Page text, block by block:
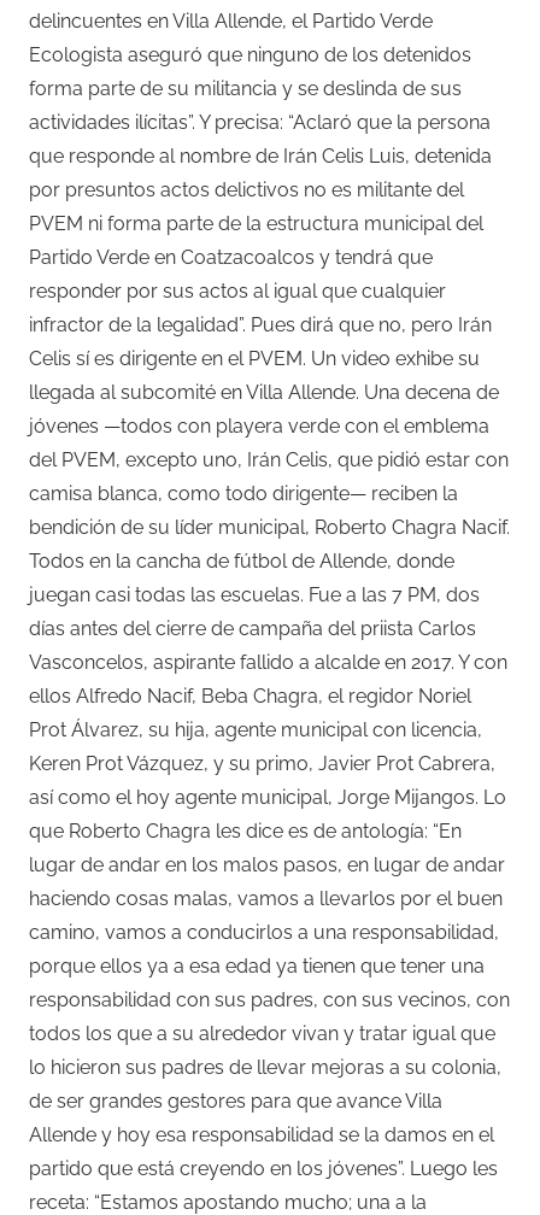
delincuentes en Villa Allende, el Partido Verde
Ecologista aseguró que ninguno de los detenidos
forma parte de su militancia y se deslinda de sus
actividades ilícitas”. Y precisa: “Aclaró que la persona
que responde al nombre de Irán Celis Luis, detenida
por presuntos actos delictivos no es militante del
PVEM ni forma parte de la estructura municipal del
Partido Verde en Coatzacoalcos y tendrá que
responder por sus actos al igual que cualquier
infractor de la legalidad”. Pues dirá que no, pero Irán
Celis sí es dirigente en el PVEM. Un video exhibe su
llegada al subcomité en Villa Allende. Una decena de
jóvenes —todos con playera verde con el emblema
del PVEM, excepto uno, Irán Celis, que pidió estar con
camisa blanca, como todo dirigente— reciben la
bendición de su líder municipal, Roberto Chagra Nacif.
Todos en la cancha de fútbol de Allende, donde
juegan casi todas las escuelas. Fue a las 7 PM, dos
días antes del cierre de campaña del priista Carlos
Vasconcelos, aspirante fallido a alcalde en 2017. Y con
ellos Alfredo Nacif, Beba Chagra, el regidor Noriel
Prot Álvarez, su hija, agente municipal con licencia,
Keren Prot Vázquez, y su primo, Javier Prot Cabrera,
así como el hoy agente municipal, Jorge Mijangos. Lo
que Roberto Chagra les dice es de antología: “En
lugar de andar en los malos pasos, en lugar de andar
haciendo cosas malas, vamos a llevarlos por el buen
camino, vamos a conducirlos a una responsabilidad,
porque ellos ya a esa edad ya tienen que tener una
responsabilidad con sus padres, con sus vecinos, con
todos los que a su alrededor vivan y tratar igual que
lo hicieron sus padres de llevar mejoras a su colonia,
de ser grandes gestores para que avance Villa
Allende y hoy esa responsabilidad se la damos en el
partido que está creyendo en los jóvenes”. Luego les
receta: “Estamos apostando mucho; una a la